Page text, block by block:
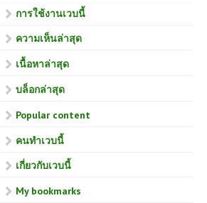
การใช้งานเวบนี้
ความเห็นล่าสุด
เนื้อหาล่าสุด
บล็อกล่าสุด
Popular content
คนทำเวบนี้
เกี่ยวกับเวบนี้
My bookmarks